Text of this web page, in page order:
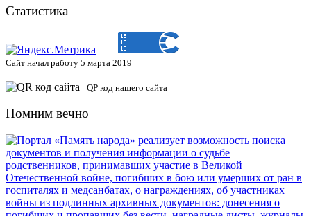
Статистика
Сайт начал работу 5 марта 2019
QP код нашего сайта
Помним вечно